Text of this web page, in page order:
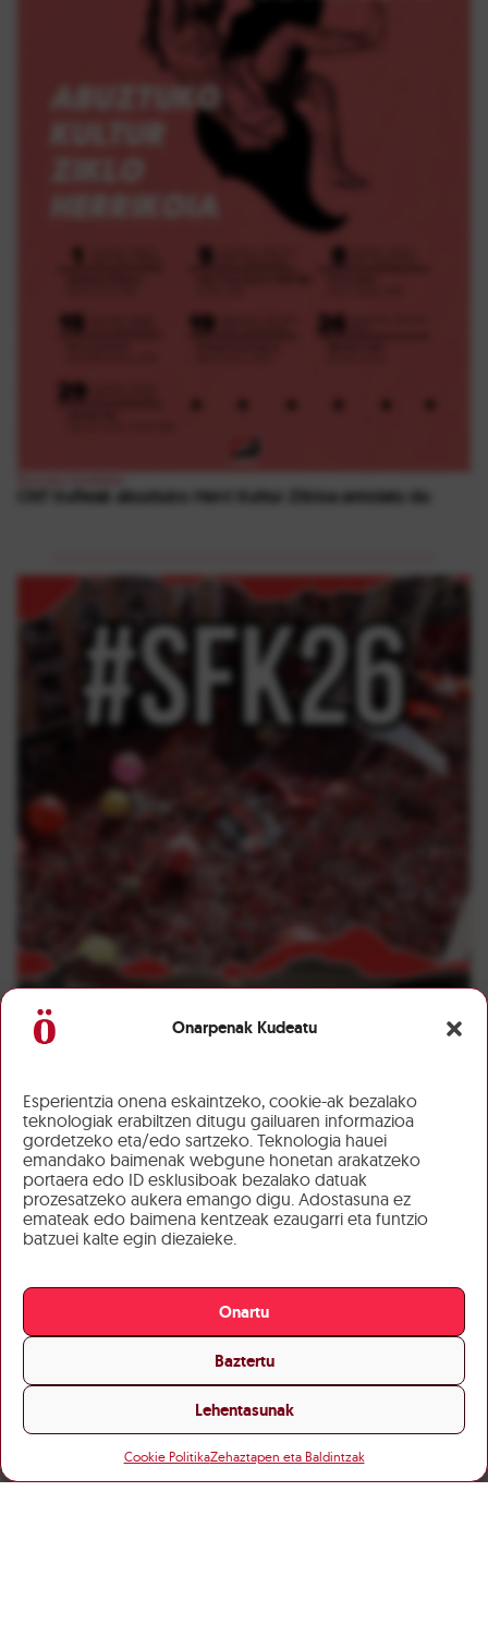
Onarpenak Kudeatu
Esperientzia onena eskaintzeko, cookie-ak bezalako
teknologiak erabiltzen ditugu gailuaren informazioa
gordetzeko eta/edo sartzeko. Teknologia hauei
emandako baimenak webgune honetan arakatzeko
portaera edo ID esklusiboak bezalako datuak
prozesatzeko aukera emango digu. Adostasuna ez
emateak edo baimena kentzeak ezaugarri eta funtzio
batzuei kalte egin diezaieke.
Onartu
Baztertu
Lehentasunak
Cookie PolitikaZehaztapen eta Baldintzak
CNT Iruñeak abuztuko Herri Kultur Zikloa antolatu du